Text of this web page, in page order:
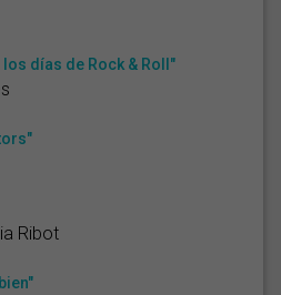
días de Rock & Roll"
Ribot